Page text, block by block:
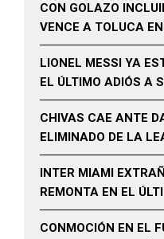
CON GOLAZO
VENCE A TOLUCA
LIONEL MESSI YA
EL ÚLTIMO ADIÓS A
CHIVAS CAE ANTE
ELIMINADO DE LA
INTER MIAMI
REMONTA EN EL
CONMOCIÓN EN EL